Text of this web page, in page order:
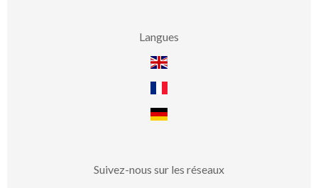
Langues
Suivez-nous sur les réseaux